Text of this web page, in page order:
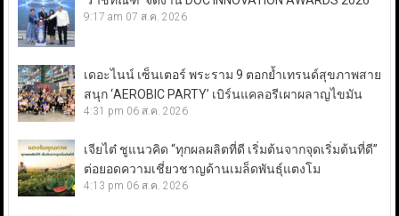
9:17 am 07 ส.ค. 2026
เดอะไนน์ เซ็นเตอร์ พระราม 9 ตอกย้ำเทรนด์สุขภาพสาย
สนุก ‘AEROBIC PARTY’ เบิร์นแคลอรีเผาผลาญไขมัน
4:31 pm 06 ส.ค. 2026
เจียไต๋ ชูแนวคิด “ทุกผลผลิตที่ดี เริ่มต้นจากจุดเริ่มต้นที่ดี”
ต่อยอดความเชี่ยวชาญด้านเมล็ดพันธุ์แตงโม
4:13 pm 06 ส.ค. 2026